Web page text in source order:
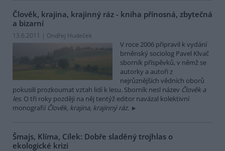
Člověk, krajina, krajinný ráz - kniha přínosná, zbytečná
a bizarní
13.6.2011 | Ondřej Hudeček
V roce 2006 připravil k vydání
brněnský sociolog Pavel Klvač
sborník příspěvků, v němž se
autorky a autoři z
nejrůznějších vědních oborů
pokusili prozkoumat vztah lidí k lesu. Sborník nesl název Člověk a
les. O tři roky později na něj tentýž editor navázal kolektivní
monografií Člověk, krajina, krajinný ráz.
Šmajs, Klíma, Cílek: Dobře sladěný trojhlas o
ekologické krizi